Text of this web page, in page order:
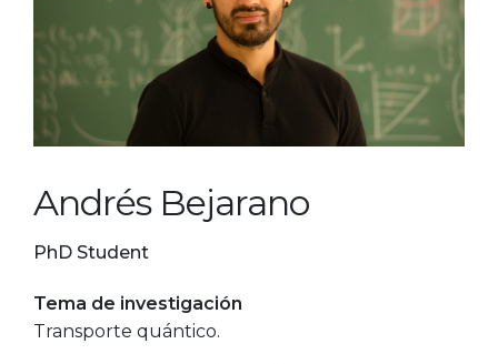
Andrés Bejarano
PhD Student
Tema de investigación
Transporte quántico.